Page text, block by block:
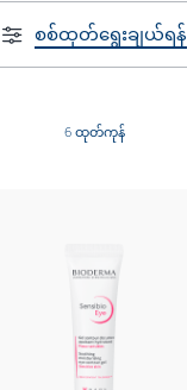
စစ်ထုတ်‌ရွေးချယ်ရန်
6 ထုတ်ကုန်